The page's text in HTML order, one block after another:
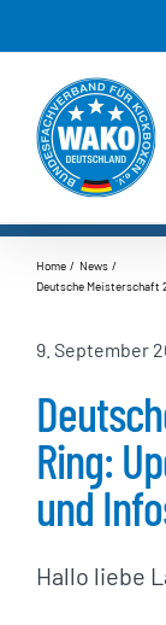
Inhalt
springen
Home
News
Deutsche Meisterschaft
9. September
Ring:
und
Hallo liebe